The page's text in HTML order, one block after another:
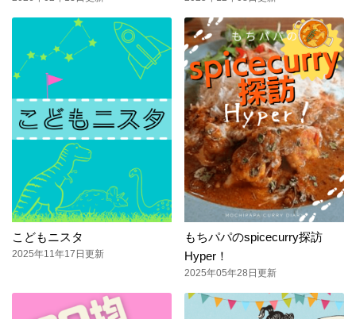
こどもニスタ
2025年11年17日更新
もちパパのspicecurry探訪
Hyper！
2025年05年28日更新